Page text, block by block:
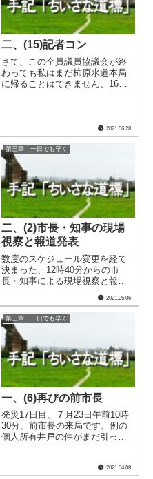
二、(15)記者コン
さて、この全員議員協議会が終
わっても私はまだ柿原水道本局
に帰ることはできません、16時
に１回、市長を中心とした市の
幹部と報道記者の参加で行わ
れ、我々は通称記.....
2021.06.28
第三章 一日でも早く
二、(2)市長・知事の現場
視察と報道発表
数度のスケジュール変更を経て
決まった、12時40分からの市
長・知事による現場視察と報道
の昼前には、私も自らの運転で
柿原水道本局を単身出発しまし
た。 途中、２箇所の片側交互
通行区間を通り、また途中、送
水管の破損状況.....
2021.05.06
第三章 一日でも早く
一、(6)再びの前市長
発災17日目、７月23日午前10時
30分、前市長の来局です。例の
個人所有井戸の件がまだ引っか
うな雰囲気です。 代替浄水施
2021.04.08